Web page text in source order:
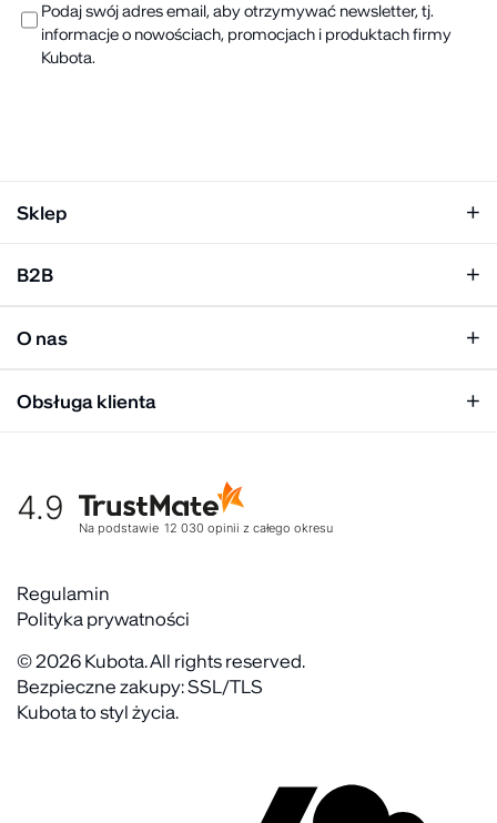
Podaj swój adres email, aby otrzymywać newsletter, tj.
informacje o nowościach, promocjach i produktach firmy
Kubota.
Sklep
Klapki męskie
Mężczyzna
B2B
Panel hurtowy
O nas
Biuro prasowe
Kultura organizacyjna
Rekrutujemy
Obsługa klienta
Warunki dostawy
Zwroty
Kontakt
FAQ
4.9
Na podstawie 12 030 opinii z całego okresu
Regulamin
Polityka prywatności
© 2026 Kubota. All rights reserved.
Bezpieczne zakupy: SSL/TLS
Kubota to styl życia.